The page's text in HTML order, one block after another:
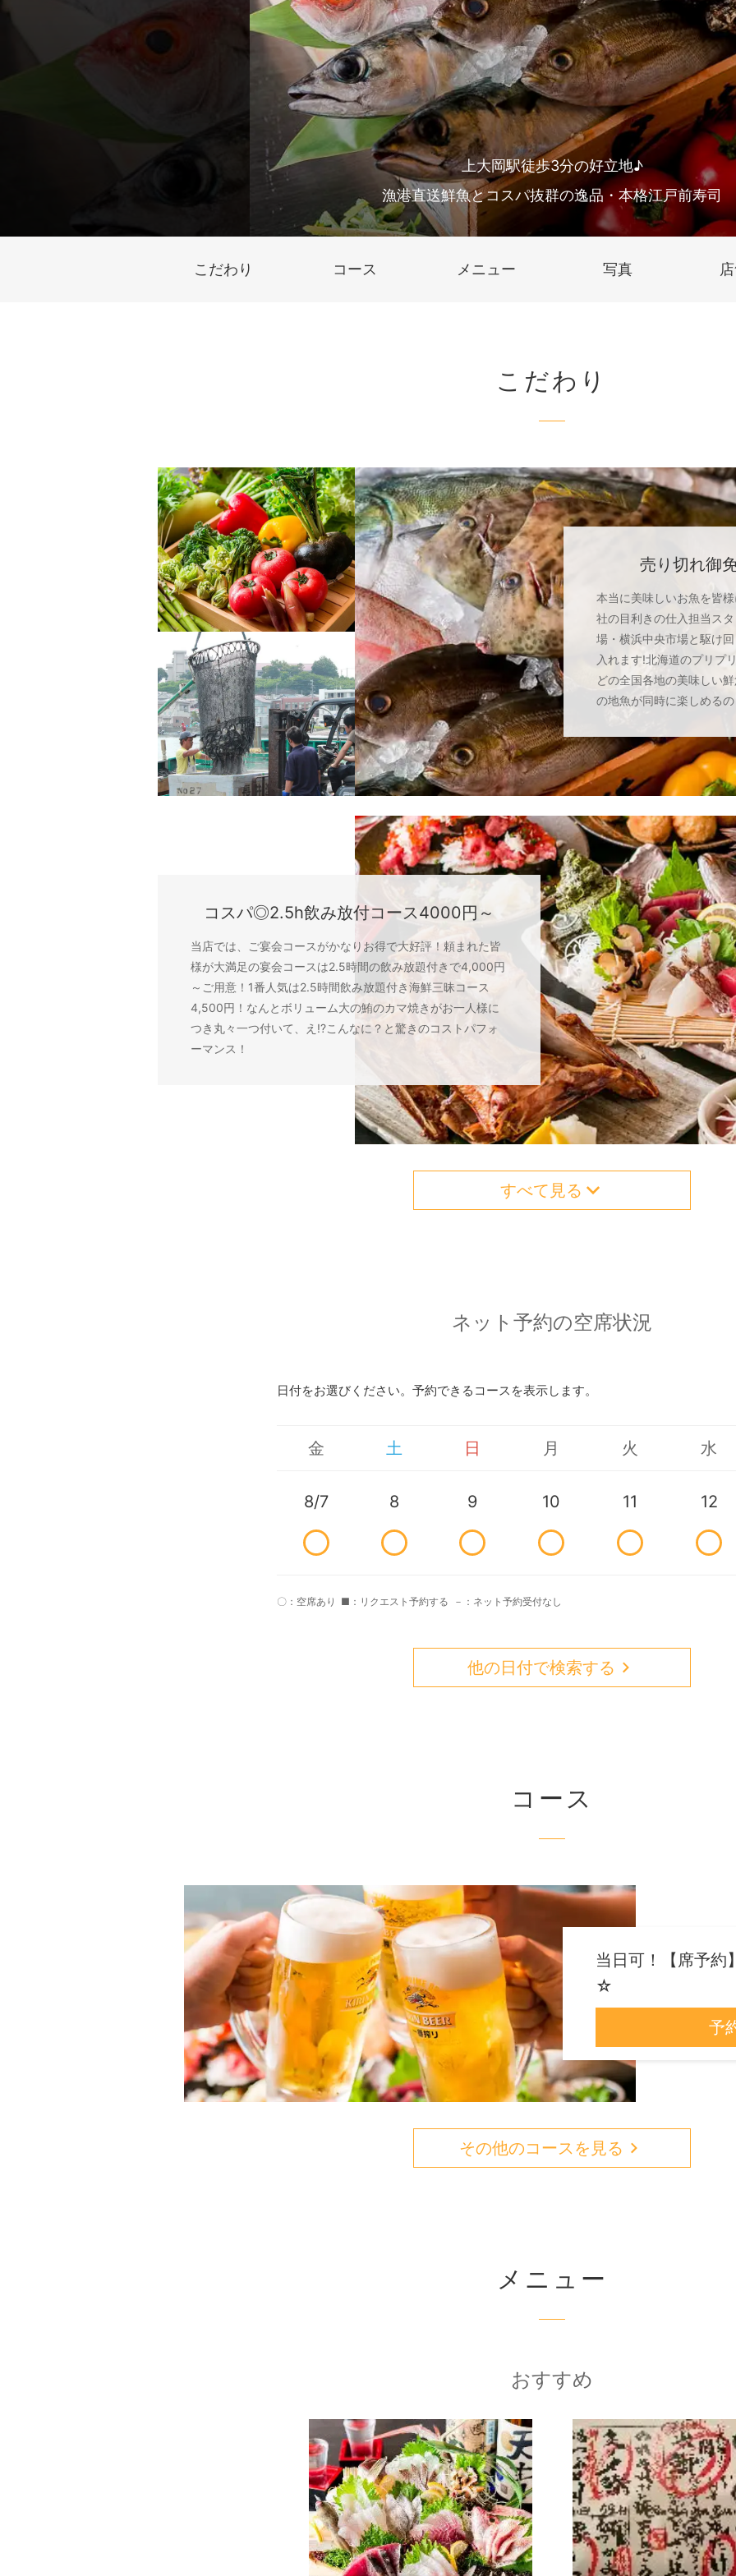
上大岡駅徒歩3分の好立地♪
漁港直送鮮魚とコスパ抜群の逸品・本格江戸前寿司
こだわり コース メニュー 写真
こだわり
売り切れ御
本当に美味しいお魚を皆
社の目利きの仕入担当ス
場・横浜中央市場と駆け
入れます!北海道のプリプ
どの全国各地の美味しい
の地魚が同時に楽しめる
コスパ◎2.5h飲み放付コース4000円～
当店では、ご宴会コースがかなりお得で大好評！頼まれた皆
様が大満足の宴会コースは2.5時間の飲み放題付きで4,000円
～ご用意！1番人気は2.5時間飲み放題付き海鮮三昧コース
4,500円！なんとボリューム大の鮪のカマ焼きがお一人様に
つき丸々一つ付いて、え!?こんなに？と驚きのコストパフォ
ーマンス！
すべて見る
ネット予約の空席状況
日付をお選びください。予約できるコースを表示します。
金 土 日 月 火 水
8/7 8 9 10 11 12
〇：空席あり ■：リクエスト予約する －：ネット予約受付なし
他の日付で検索する
コース
当日可！【席予
☆
予
その他のコースを見る
メニュー
おすすめ